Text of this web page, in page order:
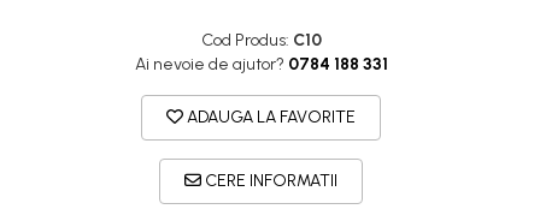
Cod Produs: C10
Ai nevoie de ajutor? 0784 188 331
ADAUGA LA FAVORITE
CERE INFORMATII